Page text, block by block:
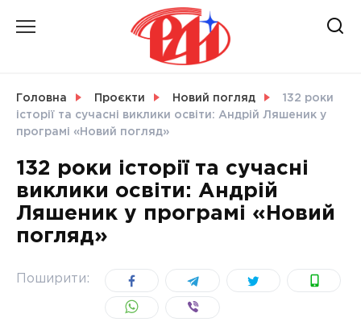
СВІТ
УКРАЇНА
Головна Проєкти Новий погляд
132 роки
історії та сучасні виклики освіти: Андрій Ляшеник у
програмі «Новий погляд»
132 роки історії та сучасні
виклики освіти: Андрій
Ляшеник у програмі «Новий
погляд»
Поширити: